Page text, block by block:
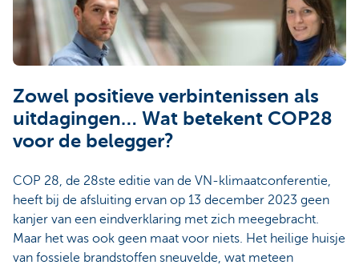
Zowel positieve verbintenissen als
uitdagingen… Wat betekent COP28
voor de belegger?
COP 28, de 28ste editie van de VN-klimaatconferentie,
heeft bij de afsluiting ervan op 13 december 2023 geen
kanjer van een eindverklaring met zich meegebracht.
Maar het was ook geen maat voor niets. Het heilige huisje
van fossiele brandstoffen sneuvelde, wat meteen